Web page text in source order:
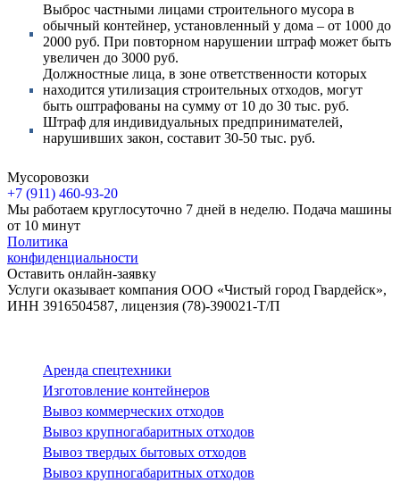
Выброс частными лицами строительного мусора в
обычный контейнер, установленный у дома – от 1000 до
2000 руб. При повторном нарушении штраф может быть
увеличен до 3000 руб.
Должностные лица, в зоне ответственности которых
находится утилизация строительных отходов, могут
быть оштрафованы на сумму от 10 до 30 тыс. руб.
Штраф для индивидуальных предпринимателей,
нарушивших закон, составит 30-50 тыс. руб.
Мусоровозки
+7 (911) 460-93-20
Мы работаем круглосуточно 7 дней в неделю. Подача машины
от 10 минут
Политика
конфиденциальности
Оставить онлайн-заявку
Услуги оказывает компания ООО «Чистый город Гвардейск»,
ИНН 3916504587, лицензия (78)-390021-Т/П
Аренда спецтехники
Изготовление контейнеров
Вывоз коммерческих отходов
Вывоз крупногабаритных отходов
Вывоз твердых бытовых отходов
Вывоз крупногабаритных отходов